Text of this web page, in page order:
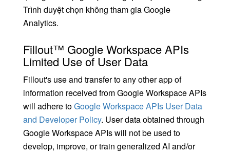
Trình duyệt chọn không tham gia Google
Analytics.
Fillout™ Google Workspace APIs
Limited Use of User Data
Fillout's use and transfer to any other app of
information received from Google Workspace APIs
will adhere toGoogle Workspace APIs User Data
and Developer Policy. User data obtained through
Google Workspace APIs will not be used to
develop, improve, or train generalized AI and/or